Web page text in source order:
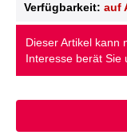
Verfügbarkeit: auf
Dieser Artikel kann
Interesse berät Sie